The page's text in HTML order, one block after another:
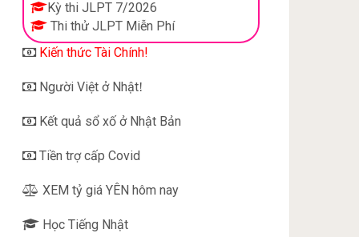
Kỳ thi JLPT 7/2026
Thi thử JLPT Miễn Phí
Kiến thức Tài Chính!
Người Việt ở Nhật!
Kết quả sổ xố ở Nhật Bản
Tiền trợ cấp Covid
XEM tỷ giá YÊN hôm nay
Học Tiếng Nhật